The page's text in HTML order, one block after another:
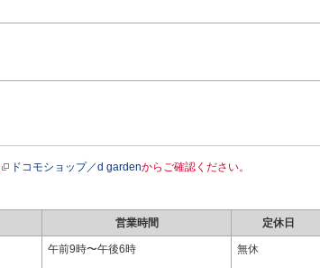
ドコモショップ／d gardenからご確認ください。
営業時間 定休日
午前9時〜午後6時 無休